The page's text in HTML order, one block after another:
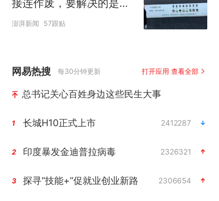
接连作废，要解决的是什
么问题
澎湃新闻 57跟贴
网易热搜 每30分钟更新 打开应用 查看全部
总书记关心百姓身边这些民生大事
1 长城H10正式上市 2412287
2 印度暴发金迪普拉病毒 2326321
3 探寻“技能+”促就业创业新路 2306654